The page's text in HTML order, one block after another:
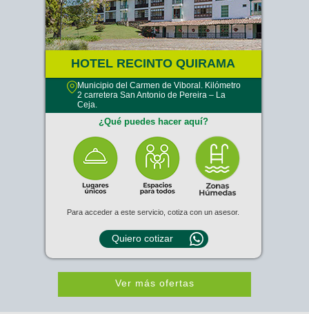
HOTEL RECINTO QUIRAMA
Municipio del Carmen de Viboral. Kilómetro
2 carretera San Antonio de Pereira – La
Ceja.
¿Qué puedes hacer aquí?
Para acceder a este servicio, cotiza con un asesor.
Quiero cotizar
Ver más ofertas